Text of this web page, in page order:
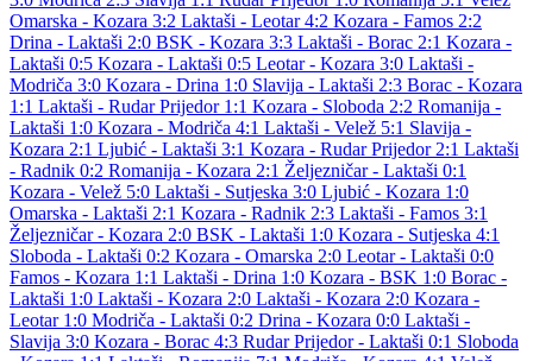
Omarska - Kozara 3:2 Laktaši - Leotar 4:2 Kozara - Famos 2:2
Drina - Laktaši 2:0 BSK - Kozara 3:3 Laktaši - Borac 2:1 Kozara -
Laktaši 0:5 Kozara - Laktaši 0:5 Leotar - Kozara 3:0 Laktaši -
Modriča 3:0 Kozara - Drina 1:0 Slavija - Laktaši 2:3 Borac - Kozara
1:1 Laktaši - Rudar Prijedor 1:1 Kozara - Sloboda 2:2 Romanija -
Laktaši 1:0 Kozara - Modriča 4:1 Laktaši - Velež 5:1 Slavija -
Kozara 2:1 Ljubić - Laktaši 3:1 Kozara - Rudar Prijedor 2:1 Laktaši
- Radnik 0:2 Romanija - Kozara 2:1 Željezničar - Laktaši 0:1
Kozara - Velež 5:0 Laktaši - Sutjeska 3:0 Ljubić - Kozara 1:0
Omarska - Laktaši 2:1 Kozara - Radnik 2:3 Laktaši - Famos 3:1
Željezničar - Kozara 2:0 BSK - Laktaši 1:0 Kozara - Sutjeska 4:1
Sloboda - Laktaši 0:2 Kozara - Omarska 2:0 Leotar - Laktaši 0:0
Famos - Kozara 1:1 Laktaši - Drina 1:0 Kozara - BSK 1:0 Borac -
Laktaši 1:0 Laktaši - Kozara 2:0 Laktaši - Kozara 2:0 Kozara -
Leotar 1:0 Modriča - Laktaši 0:2 Drina - Kozara 0:0 Laktaši -
Slavija 3:0 Kozara - Borac 4:3 Rudar Prijedor - Laktaši 0:1 Sloboda